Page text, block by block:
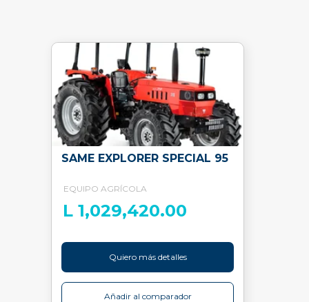
SAME EXPLORER SPECIAL 95
EQUIPO AGRÍCOLA
L 1,029,420.00
Quiero más detalles
Añadir al comparador